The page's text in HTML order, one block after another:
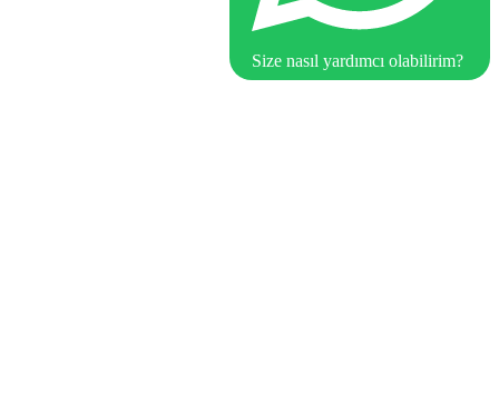
Size nasıl yardımcı olabilirim?